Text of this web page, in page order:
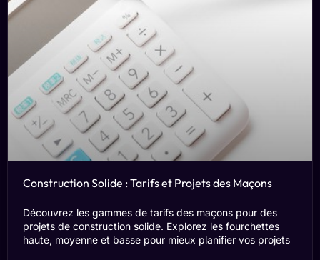
Construction Solide : Tarifs et Projets des Maçons
Découvrez les gammes de tarifs des maçons pour des
projets de construction solide. Explorez les fourchettes
haute, moyenne et basse pour mieux planifier vos projets